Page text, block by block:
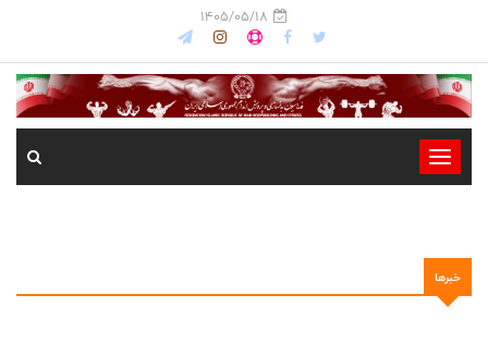
1405/05/18
-
-
-
-
خبرها